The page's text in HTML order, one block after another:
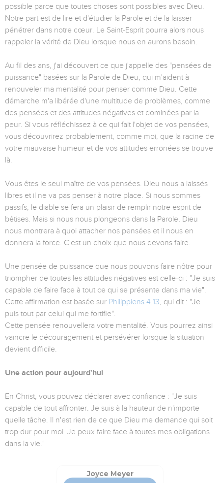
possible parce que toutes choses sont possibles avec Dieu.
Notre part est de lire et d'étudier la Parole et de la laisser
pénétrer dans notre cœur. Le Saint-Esprit pourra alors nous
rappeler la vérité de Dieu lorsque nous en aurons besoin.
Au fil des ans, j'ai découvert ce que j'appelle des "pensées de
puissance" basées sur la Parole de Dieu, qui m'aident à
renouveler ma mentalité pour penser comme Dieu. Cette
démarche m'a libérée d'une multitude de problèmes, comme
des pensées et des attitudes négatives et dominées par la
peur. Si vous réfléchissez à ce qui fait l'objet de vos pensées,
vous découvrirez probablement, comme moi, que la racine de
votre mauvaise humeur et de vos attitudes erronées se trouve
là.
Vous êtes le seul maître de vos pensées. Dieu nous a laissés
libres et il ne va pas penser à notre place. Si nous sommes
passifs, le diable se fera un plaisir de remplir notre esprit de
bêtises. Mais si nous nous plongeons dans la Parole, Dieu
nous montrera à quoi attacher nos pensées et il nous en
donnera la force. C'est un choix que nous devons faire.
Une pensée de puissance que nous pouvons faire nôtre pour
triompher de toutes les attitudes négatives est celle-ci : "Je suis
capable de faire face à tout ce qui se présente dans ma vie".
Cette affirmation est basée sur Philippiens 4.13, qui dit : "Je
puis tout par celui qui me fortifie".
Cette pensée renouvellera votre mentalité. Vous pourrez ainsi
vaincre le découragement et persévérer lorsque la situation
devient difficile.
Une action pour aujourd'hui
En Christ, vous pouvez déclarer avec confiance : "Je suis
capable de tout affronter. Je suis à la hauteur de n'importe
quelle tâche. Il n'est rien de ce que Dieu me demande qui soit
trop dur pour moi. Je peux faire face à toutes mes obligations
dans la vie."
Joyce Meyer